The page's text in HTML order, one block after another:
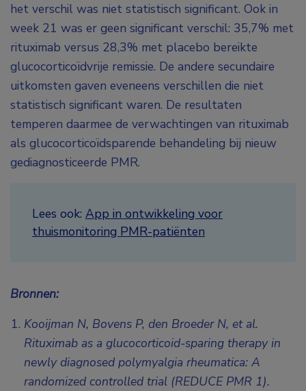
het verschil was niet statistisch significant. Ook in
week 21 was er geen significant verschil: 35,7% met
rituximab versus 28,3% met placebo bereikte
glucocorticoïdvrije remissie. De andere secundaire
uitkomsten gaven eveneens verschillen die niet
statistisch significant waren. De resultaten
temperen daarmee de verwachtingen van rituximab
als glucocorticoïdsparende behandeling bij nieuw
gediagnosticeerde PMR.
Lees ook: App in ontwikkeling voor
thuismonitoring PMR-patiënten
Bronnen:
Kooijman N, Bovens P, den Broeder N, et al.
Rituximab as a glucocorticoid-sparing therapy in
newly diagnosed polymyalgia rheumatica: A
randomized controlled trial (REDUCE PMR 1).